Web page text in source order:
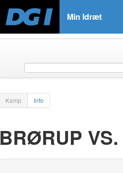
Min Idræt
Kamp Info
BRØRUP